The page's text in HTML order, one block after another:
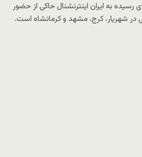
رسیده به ایران اینترنشنال حاکی از حضور
در شهریار، کرج، مشهد و کرمانشاه است.